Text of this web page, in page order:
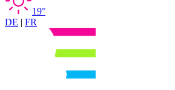
19°
DE | FR